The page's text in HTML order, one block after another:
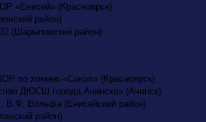
(Красноярск)
район)
район)
хоккею «Сокол» (Красноярск)
ДЮСШ города Ачинска» (Ачинск)
Вольфа (Енисейский район)
район)